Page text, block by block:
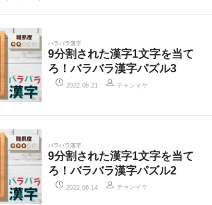
バラバラ漢字
9分割された漢字1文字を当て
ろ！バラバラ漢字パズル3
2022.06.21 チャンイケ
バラバラ漢字
9分割された漢字1文字を当て
ろ！バラバラ漢字パズル2
2022.06.14 チャンイケ